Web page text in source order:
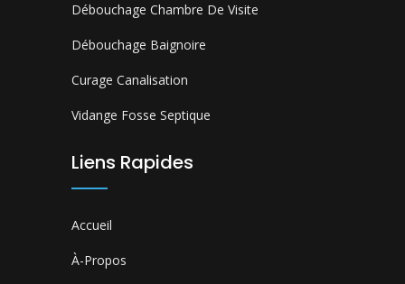
Débouchage Chambre De Visite
Débouchage Baignoire
Curage Canalisation
Vidange Fosse Septique
Liens Rapides
Accueil
À-Propos